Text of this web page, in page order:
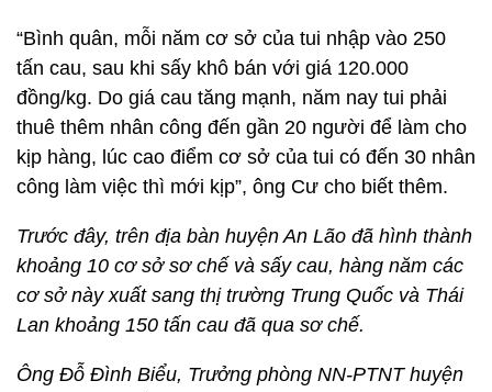
“Bình quân, mỗi năm cơ sở của tui nhập vào 250
tấn cau, sau khi sấy khô bán với giá 120.000
đồng/kg. Do giá cau tăng mạnh, năm nay tui phải
thuê thêm nhân công đến gần 20 người để làm cho
kịp hàng, lúc cao điểm cơ sở của tui có đến 30 nhân
công làm việc thì mới kịp”, ông Cư cho biết thêm.
Trước đây, trên địa bàn huyện An Lão đã hình thành
khoảng 10 cơ sở sơ chế và sấy cau, hàng năm các
cơ sở này xuất sang thị trường Trung Quốc và Thái
Lan khoảng 150 tấn cau đã qua sơ chế.
Ông Đỗ Đình Biểu, Trưởng phòng NN-PTNT huyện